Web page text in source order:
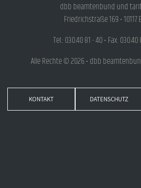
dbb beamtenbund und
Friedrichstraße 169 • 10117
Tel.: 030.40 81 - 40 • Fax:
Alle Rechte © 2026 • dbb
KONTAKT DATENSCHUTZ